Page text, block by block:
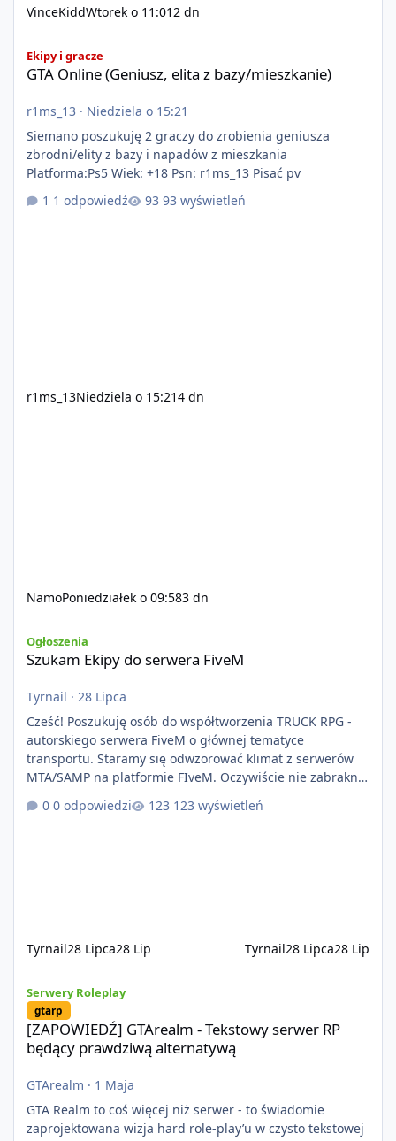
VinceKiddWtorek o 11:012 dn
Ekipy i gracze
GTA Online (Geniusz, elita z bazy/mieszkanie)
r1ms_13 · Niedziela o 15:21
Siemano poszukuję 2 graczy do zrobienia geniusza
zbrodni/elity z bazy i napadów z mieszkania
Platforma:Ps5 Wiek: +18 Psn: r1ms_13 Pisać pv
1 odpowiedź
93 wyświetleń
r1ms_13Niedziela o 15:214 dn
NamoPoniedziałek o 09:583 dn
Ogłoszenia
Szukam Ekipy do serwera FiveM
Tyrnail · 28 Lipca
Cześć! Poszukuję osób do współtworzenia TRUCK RPG -
autorskiego serwera FiveM o głównej tematyce
transportu. Staramy się odwzorować klimat z serwerów
MTA/SAMP na platformie FIveM. Oczywiście nie zabraknie
kontentu dla graczy którzy chcą robić coś innego niż
jeździć ciężarówką. Projekt tworzony jest od podstaw z
0 odpowiedzi 123 wyświetleń
Tyrnail28 Lipca28 Lip Tyrnail28 Lipca28 Lip
Serwery Roleplay
gtarp
[ZAPOWIEDŹ] GTArealm - Tekstowy serwer RP
będący prawdziwą alternatywą
GTArealm · 1 Maja
GTA Realm to coś więcej niż serwer - to świadomie
zaprojektowana wizja hard role-play’u w czysto tekstowej